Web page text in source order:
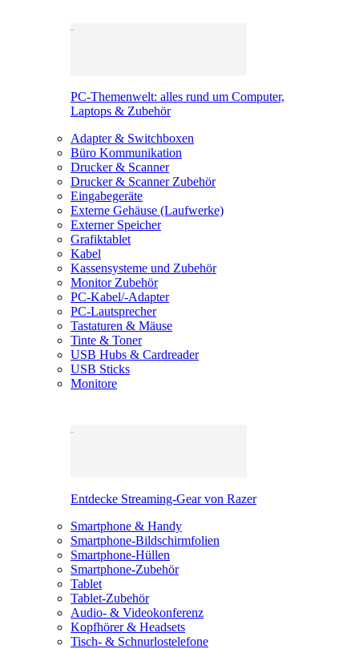
PC-Themenwelt: alles rund um Computer,
Laptops & Zubehör
Adapter & Switchboxen
Büro Kommunikation
Drucker & Scanner
Drucker & Scanner Zubehör
Eingabegeräte
Externe Gehäuse (Laufwerke)
Externer Speicher
Grafiktablet
Kabel
Kassensysteme und Zubehör
Monitor Zubehör
PC-Kabel/-Adapter
PC-Lautsprecher
Tastaturen & Mäuse
Tinte & Toner
USB Hubs & Cardreader
USB Sticks
Monitore
Entdecke Streaming-Gear von Razer
Smartphone & Handy
Smartphone-Bildschirmfolien
Smartphone-Hüllen
Smartphone-Zubehör
Tablet
Tablet-Zubehör
Audio- & Videokonferenz
Kopfhörer & Headsets
Tisch- & Schnurlostelefone